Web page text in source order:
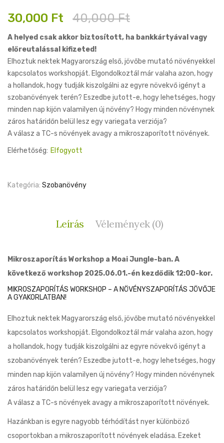
40,000Ft
Original
was:
40,000 Ft.
30,000 Ft
Current
is:
30,000 Ft.
A helyed csak akkor biztosított, ha bankkártyával vagy
előreutalással kifizeted!
Elhoztuk nektek Magyarország első, jövőbe mutató növényekkel
kapcsolatos workshopját. Elgondolkoztál már valaha azon, hogy
a hollandok, hogy tudják kiszolgálni az egyre növekvő igényt a
szobanövények terén? Eszedbe jutott-e, hogy lehetséges, hogy
minden nap kijön valamilyen új növény? Hogy minden növénynek
záros határidőn belül lesz egy variegata verziója?
A válasz a TC-s növények avagy a mikroszaporított növények.
Elérhetőség: Elfogyott
Kategória: Szobanövény
Leírás Vélemények (0)
Mikroszaporítás Workshop a Moai Jungle-ban. A
következő workshop 2025.06.01.-én kezdődik 12:00-kor.
MIKROSZAPORÍTÁS WORKSHOP – A NÖVÉNYSZAPORÍTÁS JÖVŐJE
A GYAKORLATBAN!
Elhoztuk nektek Magyarország első, jövőbe mutató növényekkel
kapcsolatos workshopját. Elgondolkoztál már valaha azon, hogy
a hollandok, hogy tudják kiszolgálni az egyre növekvő igényt a
szobanövények terén? Eszedbe jutott-e, hogy lehetséges, hogy
minden nap kijön valamilyen új növény? Hogy minden növénynek
záros határidőn belül lesz egy variegata verziója?
A válasz a TC-s növények avagy a mikroszaporított növények.
Hazánkban is egyre nagyobb térhódítást nyer különböző
csoportokban a mikroszaporított növények eladása. Ezeket